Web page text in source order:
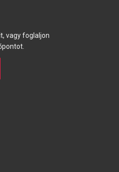
vagy foglaljon